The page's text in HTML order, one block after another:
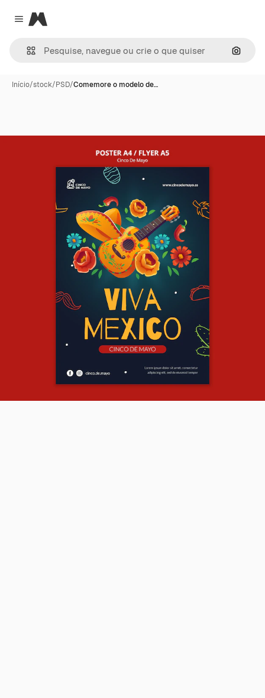
Close menu
Magnific
Início/stock/PSD/Comemore o modelo de…